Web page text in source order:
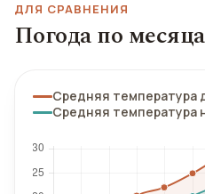
ДЛЯ СРАВНЕНИЯ
Погода по
Средняя температура
Средняя температура